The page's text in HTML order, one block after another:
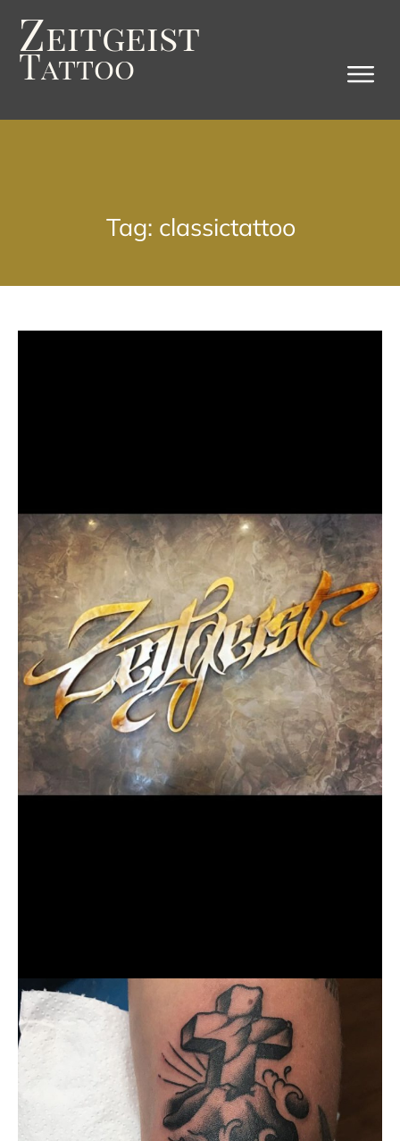
Zeitgeist
Tattoo
Tag: classictattoo